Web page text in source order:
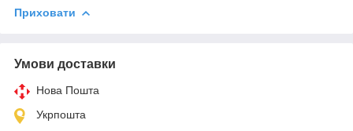
Приховати
Умови доставки
Нова Пошта
Укрпошта